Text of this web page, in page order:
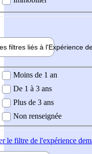
filtres liés à l'Expérience
demandée
Moins de 1 an
De 1 à 3 ans
Plus de 3 ans
Non renseignée
le filtre de l'expérience